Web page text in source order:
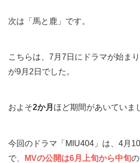
次は「馬と鹿」です。
こちらは、7月7日にドラマが始ま
が9月2日でした。
およそ2か月 ほど期間があいていま
今回のドラマ「MIU404」は、4月
で、 MVの公開は6月上旬から中旬